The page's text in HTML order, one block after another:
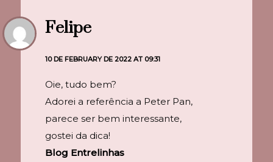
Felipe
10 DE FEBRUARY DE 2022 AT 09:31
Oie, tudo bem?
Adorei a referência a Peter Pan,
parece ser bem interessante,
gostei da dica!
Blog Entrelinhas